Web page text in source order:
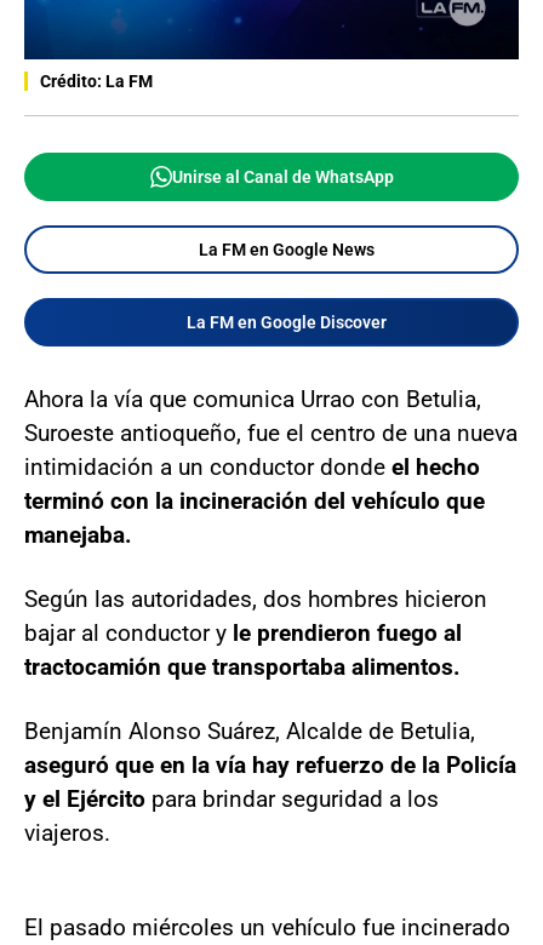
Crédito: La FM
Unirse al Canal de WhatsApp
La FM en Google News
La FM en Google Discover
Ahora la vía que comunica Urrao con Betulia,
Suroeste antioqueño, fue el centro de una nueva
intimidación a un conductor donde el hecho
terminó con la incineración del vehículo que
manejaba.
Según las autoridades, dos hombres hicieron
bajar al conductor y le prendieron fuego al
tractocamión que transportaba alimentos.
Benjamín Alonso Suárez, Alcalde de Betulia,
aseguró que en la vía hay refuerzo de la Policía
y el Ejército para brindar seguridad a los
viajeros.
El pasado miércoles un vehículo fue incinerado